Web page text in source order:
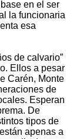
en el ser
la funcionaria
esa
de calvario”
Ellos a pesar
Carén, Monte
de
Esperan
De
tipos de
apenas a